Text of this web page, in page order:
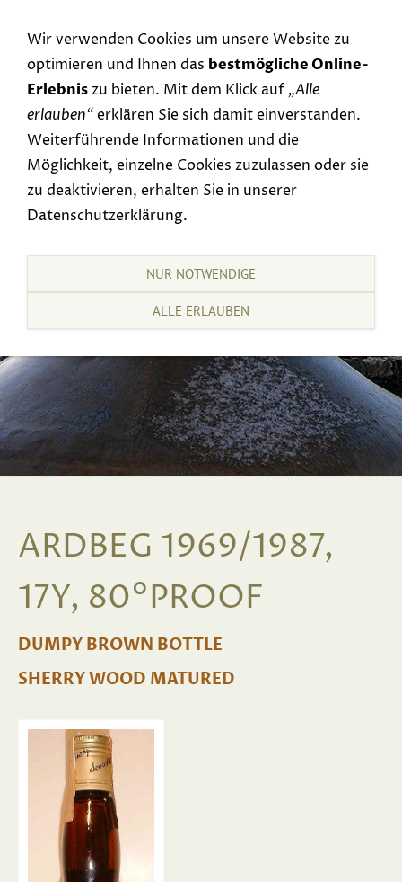
ARDBEG 1969/1987,
17Y, 80°PROOF
DUMPY BROWN BOTTLE
SHERRY WOOD MATURED
Wir verwenden Cookies um unsere Website zu
optimieren und Ihnen das bestmögliche Online-
Erlebniszu bieten. Mit dem Klick auf „Alle
erlauben“erklären Sie sich damit einverstanden.
Weiterführende Informationen und die
Möglichkeit, einzelne Cookies zuzulassen oder sie
zu deaktivieren, erhalten Sie in unserer
Datenschutzerklärung.
NUR NOTWENDIGE
ALLE ERLAUBEN